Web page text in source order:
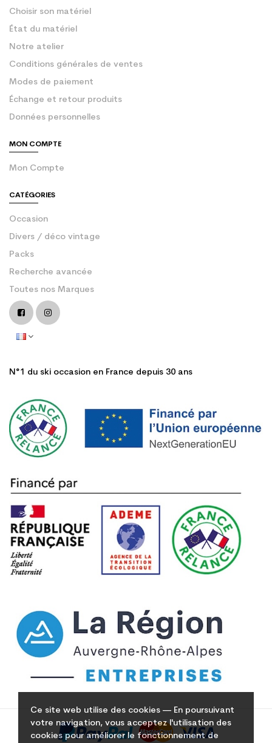
Ce site web utilise des cookies — En poursuivant
votre navigation, vous acceptez l'utilisation des
cookies pour améliorer le fonctionnement de
Choisir son matériel
État du matériel
Notre atelier
Conditions générales de ventes
Modes de paiement
Échange et retour produits
Données personnelles
MON COMPTE
Mon Compte
CATÉGORIES
Occasion
Divers / déco vintage
Packs
Recherche avancée
Toutes nos Marques
N°1 du ski occasion en France depuis 30 ans